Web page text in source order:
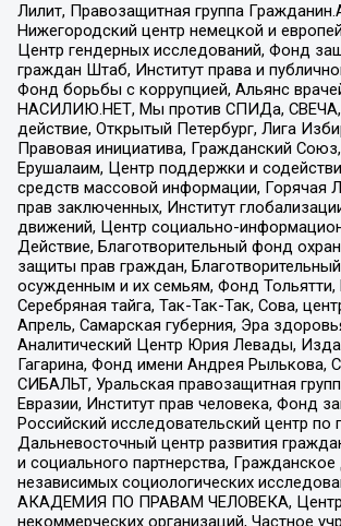
Лилит, Правозащитная группа
Нижегородский центр немецкой и
Центр гендерных исследований, Фонд
граждан Штаб, Институт права и
Фонд борьбы с коррупцией, Альянс
НАСИЛИЮ.НЕТ, Мы против СПИДа, СВЕЧА,
действие, Открытый Петербург, Лига
Правовая инициатива, Гражданский
Ерушалаим, Центр поддержки и
средств массовой информации, Горячая
прав заключенных, Институт
движений, Центр социально-
Действие, Благотворительный фонд
защиты прав граждан,
осужденным и их семьям, Фонд Тольятти,
Серебряная тайга, Так-Так-Так, Сова,
Апрель, Самарская губерния, Эра
Аналитический Центр Юрия Левады,
Гагарина, Фонд имени Андрея Рылькова,
СИБАЛЬТ, Уральская правозащитная
Евразии, Институт прав человека, Фонд
Российский исследовательский центр по
Дальневосточный центр развития
и социального партнерства,
независимых социологических
АКАДЕМИЯ ПО ПРАВАМ ЧЕЛОВЕКА, Центр
некоммерческих организаций, Частное